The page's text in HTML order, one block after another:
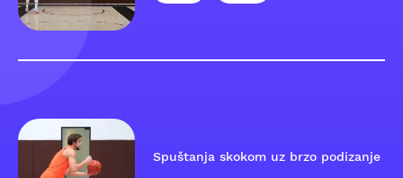
Spuštanja skokom uz brzo podizanje